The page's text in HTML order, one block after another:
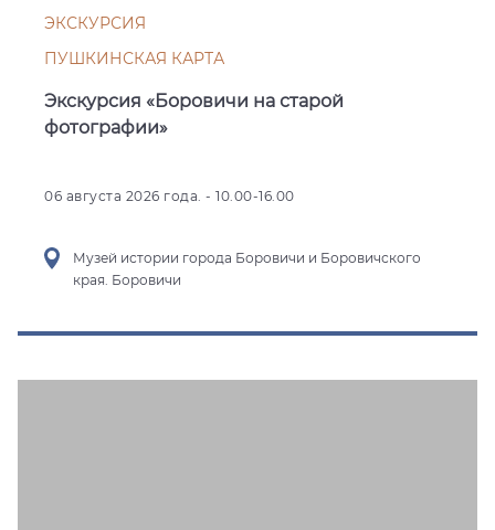
ЭКСКУРСИЯ
ПУШКИНСКАЯ КАРТА
Экскурсия «Боровичи на старой
фотографии»
06 августа 2026 года. - 10.00-16.00
Музей истории города Боровичи и Боровичского
края. Боровичи